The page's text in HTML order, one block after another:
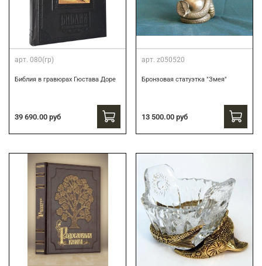
арт. 080(гр)
Библия в гравюрах Гюстава Доре
39 690.00 руб
арт. z050520
Бронзовая статуэтка "Змея"
13 500.00 руб